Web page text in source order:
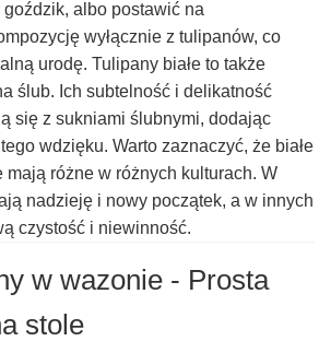
albo postawić na
wyłącznie z tulipanów, co
urodę. Tulipany białe to także
ślub. Ich subtelność i delikatność
się z sukniami ślubnymi, dodając
wdzięku. Warto zaznaczyć, że białe
różne w różnych kulturach. W
nadzieję i nowy początek, a w innych
czystość i niewinność.
w wazonie - Prosta
stole